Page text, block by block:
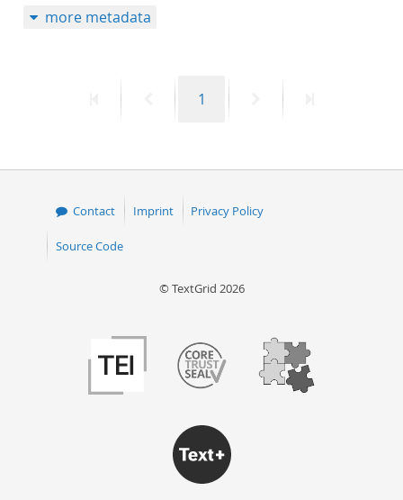
more metadata
PreviousPage
1
Contact Imprint Privacy Policy
Source Code
© TextGrid 2026